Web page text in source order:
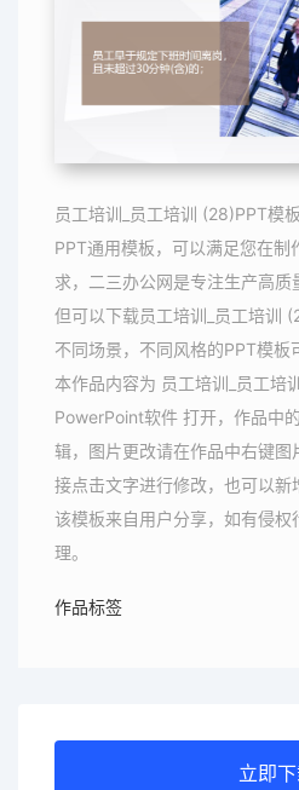
员工培训_员工培训 (28)PPT模
PPT通用模板，可以满足您在制
求，二三办公网是专注生产高质
但可以下载员工培训_员工培训
不同场景，不同风格的PPT模板
本作品内容为 员工培训_员工培
PowerPoint软件 打开，作品中
辑，图片更改请在作品中右键图
接点击文字进行修改，也可以新
该模板来自用户分享，如有侵权
理。
作品标签
立即